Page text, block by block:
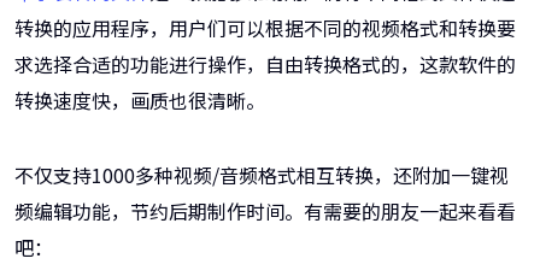
转换的应用程序，用户们可以根据不同的视频格式和转换要
求选择合适的功能进行操作，自由转换格式的，这款软件的
转换速度快，画质也很清晰。
不仅支持1000多种视频/音频格式相互转换，还附加一键视
频编辑功能，节约后期制作时间。有需要的朋友一起来看看
吧：